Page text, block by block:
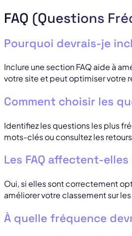
FAQ (Questions
Pourquoi devrais-je
Inclure une section FAQ aide à
votre site et peut optimiser votre
Comment choisir les
Identifiez les questions les plus
mots-clés ou consultez les
Les FAQ affectent-
Oui, si elles sont correctement
améliorer votre classement sur
À quelle fréquence